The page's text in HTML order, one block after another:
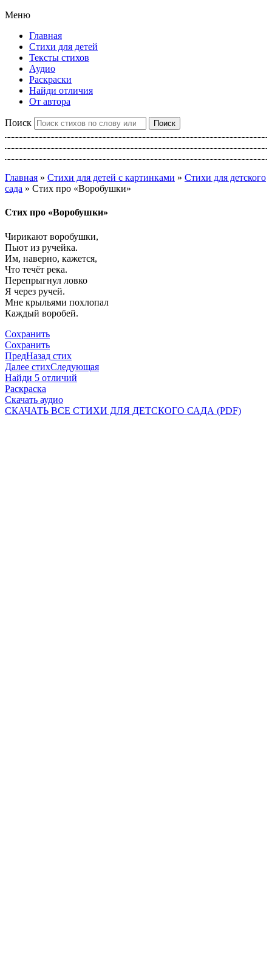
Меню
Главная
Стихи для детей
Тексты стихов
Аудио
Раскраски
Найди отличия
От автора
Поиск Поиск
Главная » Стихи для детей с картинками » Стихи для детского
сада » Стих про «Воробушки»
Стих про «Воробушки»
Чирикают воробушки,
Пьют из ручейка.
Им, наверно, кажется,
Что течёт река.
Перепрыгнул ловко
Я через ручей.
Мне крыльями похлопал
Каждый воробей.
Сохранить
Сохранить
ПредНазад стих
Далее стихСледующая
Найди 5 отличий
Раскраска
Скачать аудио
СКАЧАТЬ ВСЕ СТИХИ ДЛЯ ДЕТСКОГО САДА (PDF)